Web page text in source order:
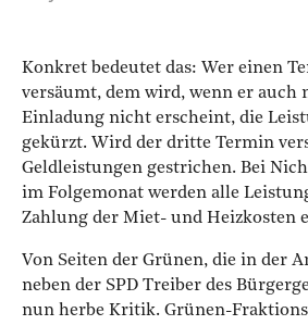
Konkret bedeutet das: Wer einen
versäumt, dem wird, wenn er auch
Einladung nicht erscheint, die
gekürzt. Wird der dritte Termin
Geldleistungen gestrichen. Bei
im Folgemonat werden alle
Zahlung der Miet- und Heizkosten
Von Seiten der Grünen, die in der
neben der SPD Treiber des
nun herbe Kritik. Grünen-